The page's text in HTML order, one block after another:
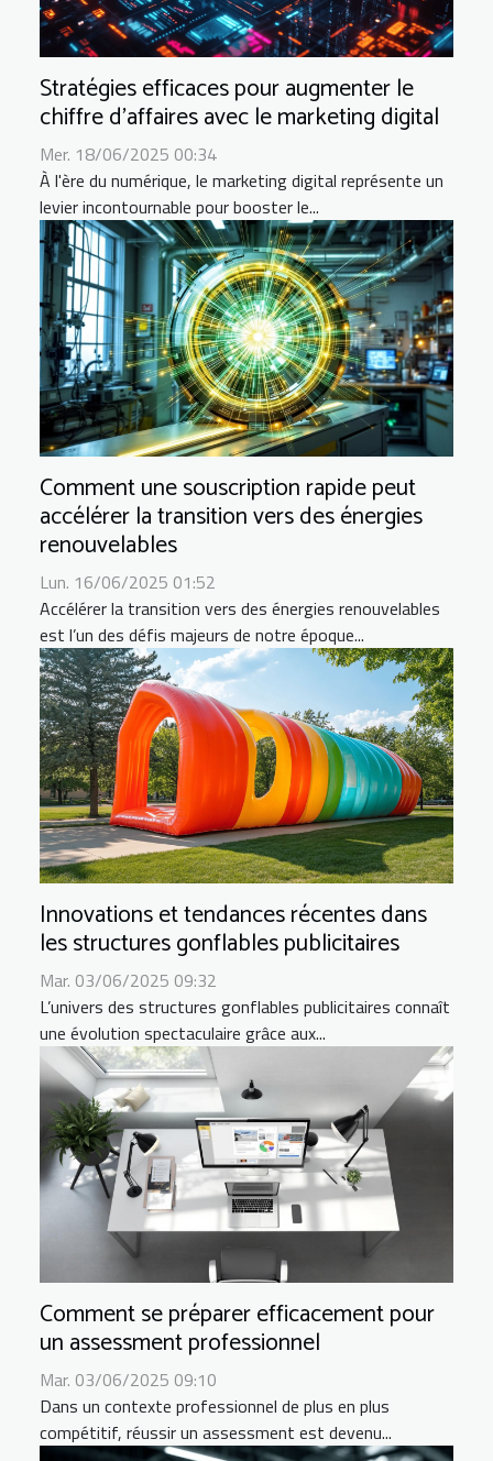
Stratégies efficaces pour augmenter le
chiffre d'affaires avec le marketing digital
Mer. 18/06/2025 00:34
À l'ère du numérique, le marketing digital représente un
levier incontournable pour booster le...
Comment une souscription rapide peut
accélérer la transition vers des énergies
renouvelables
Lun. 16/06/2025 01:52
Accélérer la transition vers des énergies renouvelables
est l’un des défis majeurs de notre époque...
Innovations et tendances récentes dans
les structures gonflables publicitaires
Mar. 03/06/2025 09:32
L’univers des structures gonflables publicitaires connaît
une évolution spectaculaire grâce aux...
Comment se préparer efficacement pour
un assessment professionnel
Mar. 03/06/2025 09:10
Dans un contexte professionnel de plus en plus
compétitif, réussir un assessment est devenu...